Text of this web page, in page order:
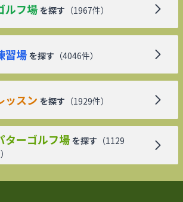
ルフ場 を探す （1967件）
習場 を探す （4046件）
ッスン を探す （1929件）
ターゴルフ場 を探す （1129